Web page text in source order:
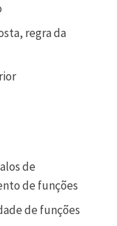
regra da
de
de funções
de funções